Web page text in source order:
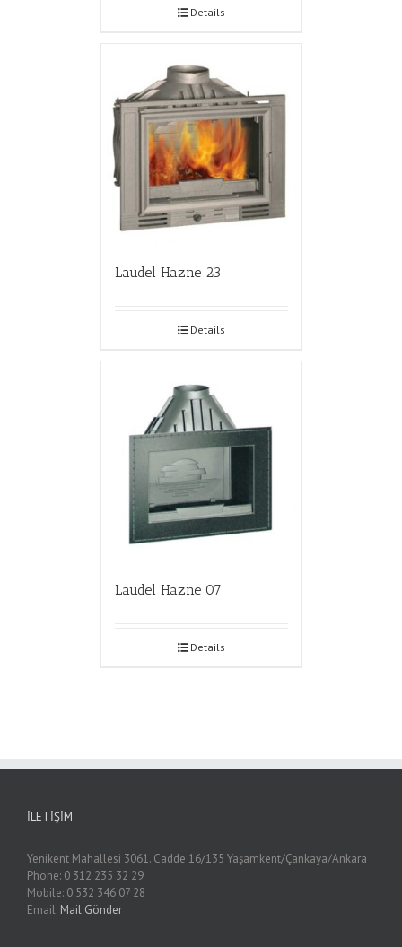
Details
Laudel Hazne 23
Details
Laudel Hazne 07
Details
İLETIŞIM
Yenikent Mahallesi 3061. Cadde 16/135 Yaşamkent/Çankaya/Ankara
Phone: 0 312 235 32 29
Mobile: 0 532 346 07 28
Email: Mail Gönder